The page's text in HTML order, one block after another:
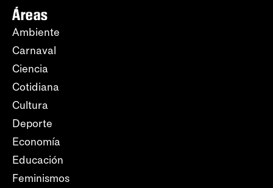
Áreas
Ambiente
Carnaval
Ciencia
Cotidiana
Cultura
Deporte
Economía
Educación
Feminismos